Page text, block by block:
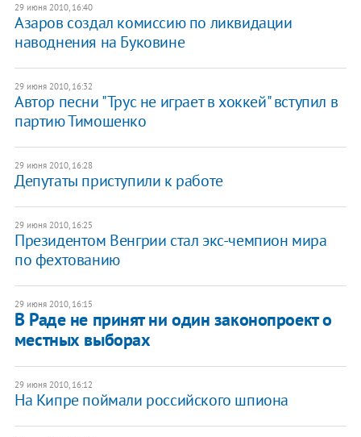
29 июня 2010, 16:40
Азаров создал комиссию по ликвидации
наводнения на Буковине
29 июня 2010, 16:32
Автор песни "Трус не играет в хоккей" вступил в
партию Тимошенко
29 июня 2010, 16:28
Депутаты приступили к работе
29 июня 2010, 16:25
Президентом Венгрии стал экс-чемпион мира
по фехтованию
29 июня 2010, 16:15
В Раде не принят ни один законопроект о
местных выборах
29 июня 2010, 16:12
На Кипре поймали российского шпиона